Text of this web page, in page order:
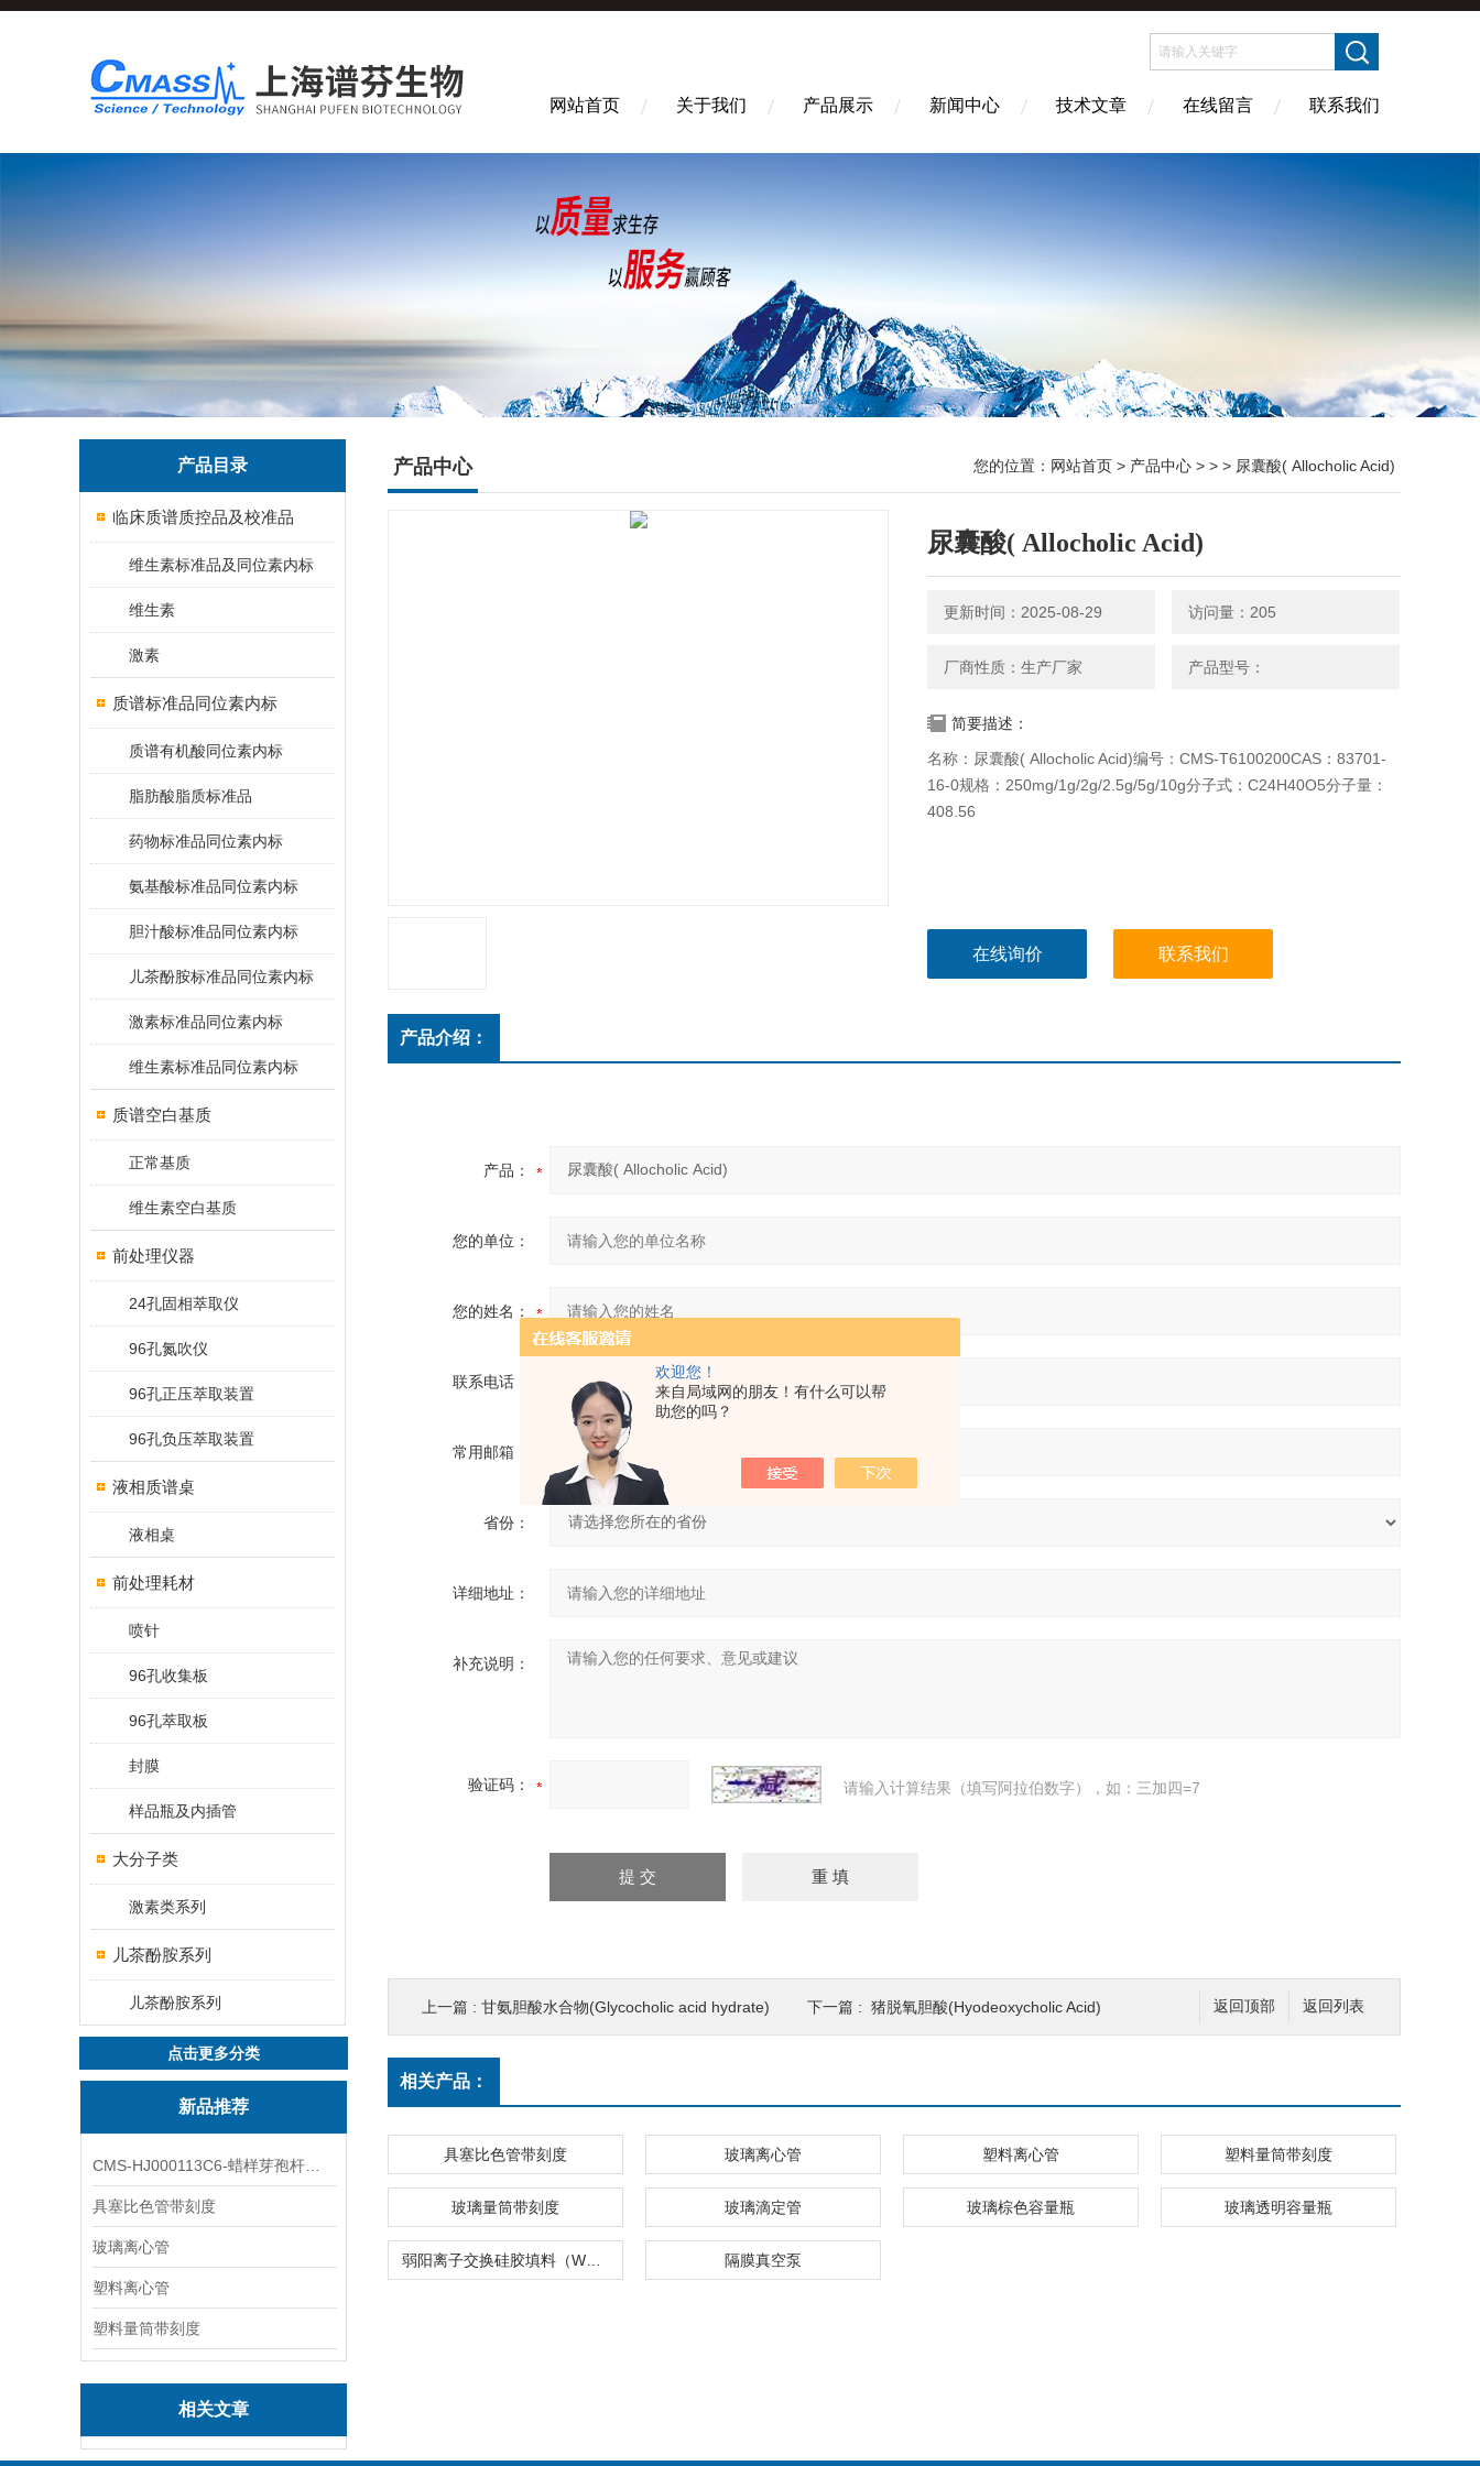
欢迎您！
来自局域网的朋友！有什么可以帮
助您的吗？
网站首页 关于我们 产品展示 新闻中心 技术文章 在线留言 联系我们
产品目录
临床质谱质控品及校准品
维生素标准品及同位素内标
维生素
激素
质谱标准品同位素内标
质谱有机酸同位素内标
脂肪酸脂质标准品
药物标准品同位素内标
氨基酸标准品同位素内标
胆汁酸标准品同位素内标
儿茶酚胺标准品同位素内标
激素标准品同位素内标
维生素标准品同位素内标
质谱空白基质
正常基质
维生素空白基质
前处理仪器
24孔固相萃取仪
96孔氮吹仪
96孔正压萃取装置
96孔负压萃取装置
液相质谱桌
液相桌
前处理耗材
喷针
96孔收集板
96孔萃取板
封膜
样品瓶及内插管
大分子类
激素类系列
儿茶酚胺系列
儿茶酚胺系列
点击更多分类
新品推荐
具塞比色管带刻度
玻璃离心管
塑料离心管
塑料量筒带刻度
相关文章
产品中心 您的位置： 网站首页 > 产品中心 > > > 尿囊酸( Allocholic Acid)
尿囊酸( Allocholic Acid)
更新时间：2025-08-29 访问量：205
厂商性质：生产厂家 产品型号：
简要描述：
名称：尿囊酸( Allocholic Acid)编号：CMS-T6100200CAS：83701-
16-0规格：250mg/1g/2g/2.5g/5g/10g分子式：C24H40O5分子量：
408.56
在线询价 联系我们
产品介绍：
产品：
您的单位：
您的姓名：
联系电话：
常用邮箱：
省份：
详细地址：
补充说明：
验证码： 请输入计算结果（填写阿拉伯数字），如：三加四=7
返回列表
返回顶部
上一篇 : 甘氨胆酸水合物(Glycocholic acid hydrate) 下一篇 : 猪脱氧胆酸(Hyodeoxycholic Acid)
相关产品：
具塞比色管带刻度 玻璃离心管 塑料离心管 塑料量筒带刻度
玻璃量筒带刻度 玻璃滴定管 玻璃棕色容量瓶 玻璃透明容量瓶
隔膜真空泵